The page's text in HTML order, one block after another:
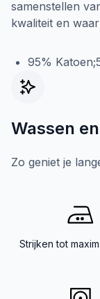
samenstellen
kwaliteit en
95%
Wassen
Zo geniet je
Strijken tot